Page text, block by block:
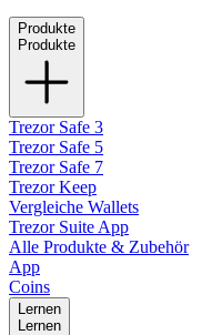
Produkte
Produkte
Trezor Safe 3
Trezor Safe 5
Trezor Safe 7
Trezor Keep
Vergleiche Wallets
Trezor Suite App
Alle Produkte & Zubehör
App
Coins
Lernen
Lernen